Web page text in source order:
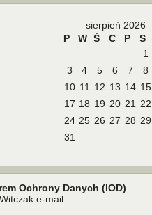
sierpień 2026
P
W Ś C P S
1
3
4 5 6 7 8
10 11 12 13 14 15
17 18 19 20 21 22
24 25 26 27 28 29
31
Ochrony Danych (IOD)
e-mail: